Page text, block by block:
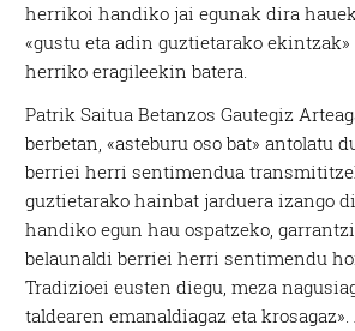
herrikoi handiko jai egunak dira
«gustu eta adin guztietarako
herriko eragileekin batera.
Patrik Saitua Betanzos Gautegiz
berbetan, «asteburu oso bat» antolatu
berriei herri sentimendua
guztietarako hainbat jarduera izango
handiko egun hau ospatzeko,
belaunaldi berriei herri sentimendu
Tradizioei eusten diegu, meza
taldearen emanaldiagaz eta